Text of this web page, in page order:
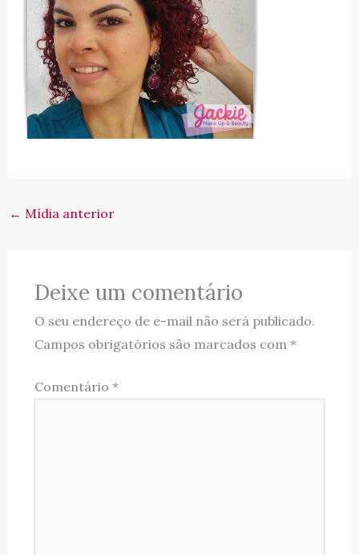
← Mídia anterior
Deixe um comentário
O seu endereço de e-mail não será publicado.
Campos obrigatórios são marcados com *
Comentário *